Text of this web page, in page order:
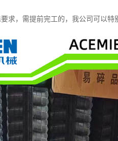
求，需提前完工的，我公司可以特